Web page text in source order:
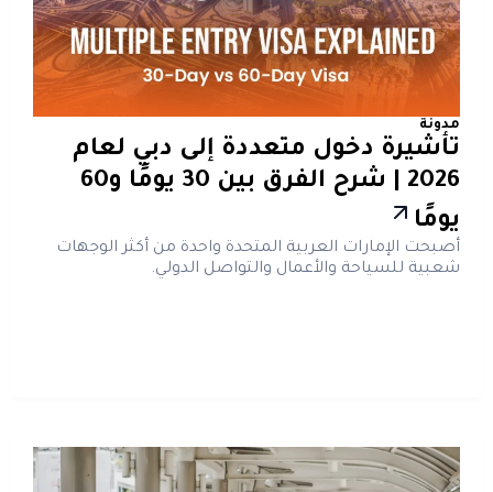
مدونة
تأشيرة دخول متعددة إلى دبي لعام
2026 | شرح الفرق بين 30 يومًا و60
يومًا
أصبحت الإمارات العربية المتحدة واحدة من أكثر الوجهات
شعبية للسياحة والأعمال والتواصل الدولي.